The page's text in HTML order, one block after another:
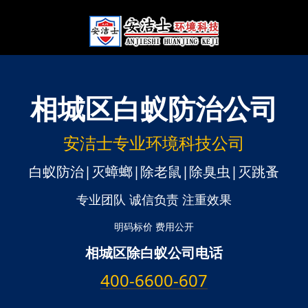
相城区白蚁防治公司
安洁士专业环境科技公司
白蚁防治|灭蟑螂|除老鼠|除臭虫|灭跳蚤
专业团队 诚信负责 注重效果
明码标价 费用公开
相城区除白蚁公司电话
400-6600-607